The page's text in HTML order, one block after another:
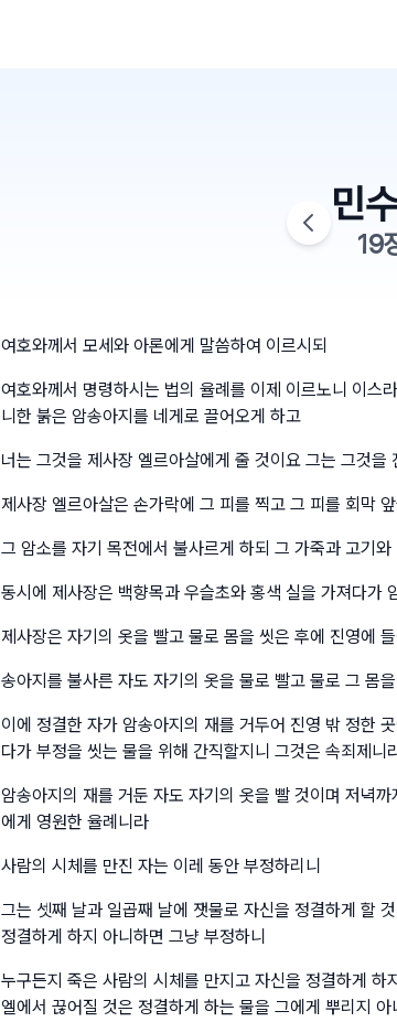
민
19
여호와께서 모세와 아론에게 말씀하여 이르시되
여호와께서 명령하시는 법의 율례를 이제 이르노니 이스
니한 붉은 암송아지를 네게로 끌어오게 하고
너는 그것을 제사장 엘르아살에게 줄 것이요 그는 그것
제사장 엘르아살은 손가락에 그 피를 찍고 그 피를 회막
그 암소를 자기 목전에서 불사르게 하되 그 가죽과 고기
동시에 제사장은 백향목과 우슬초와 홍색 실을 가져다가
제사장은 자기의 옷을 빨고 물로 몸을 씻은 후에 진영에
송아지를 불사른 자도 자기의 옷을 물로 빨고 물로 그 몸
이에 정결한 자가 암송아지의 재를 거두어 진영 밖 정한
다가 부정을 씻는 물을 위해 간직할지니 그것은 속죄제니
암송아지의 재를 거둔 자도 자기의 옷을 빨 것이며 저녁
에게 영원한 율례니라
사람의 시체를 만진 자는 이레 동안 부정하리니
그는 셋째 날과 일곱째 날에 잿물로 자신을 정결하게 할
정결하게 하지 아니하면 그냥 부정하니
누구든지 죽은 사람의 시체를 만지고 자신을 정결하게
엘에서 끊어질 것은 정결하게 하는 물을 그에게 뿌리지